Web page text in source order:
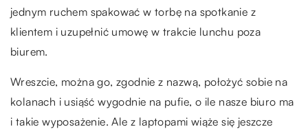
jednym ruchem spakować w torbę na spotkanie z
klientem i uzupełnić umowę w trakcie lunchu poza
biurem.
Wreszcie, można go, zgodnie z nazwą, położyć sobie na
kolanach i usiąść wygodnie na pufie, o ile nasze biuro ma
i takie wyposażenie. Ale z laptopami wiąże się jeszcze